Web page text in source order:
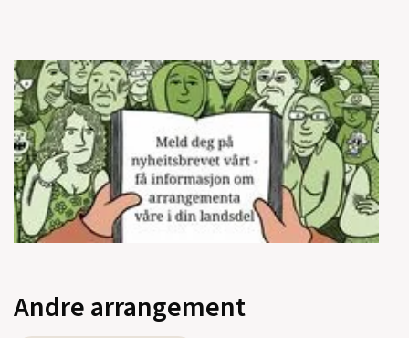
Andre arrangement